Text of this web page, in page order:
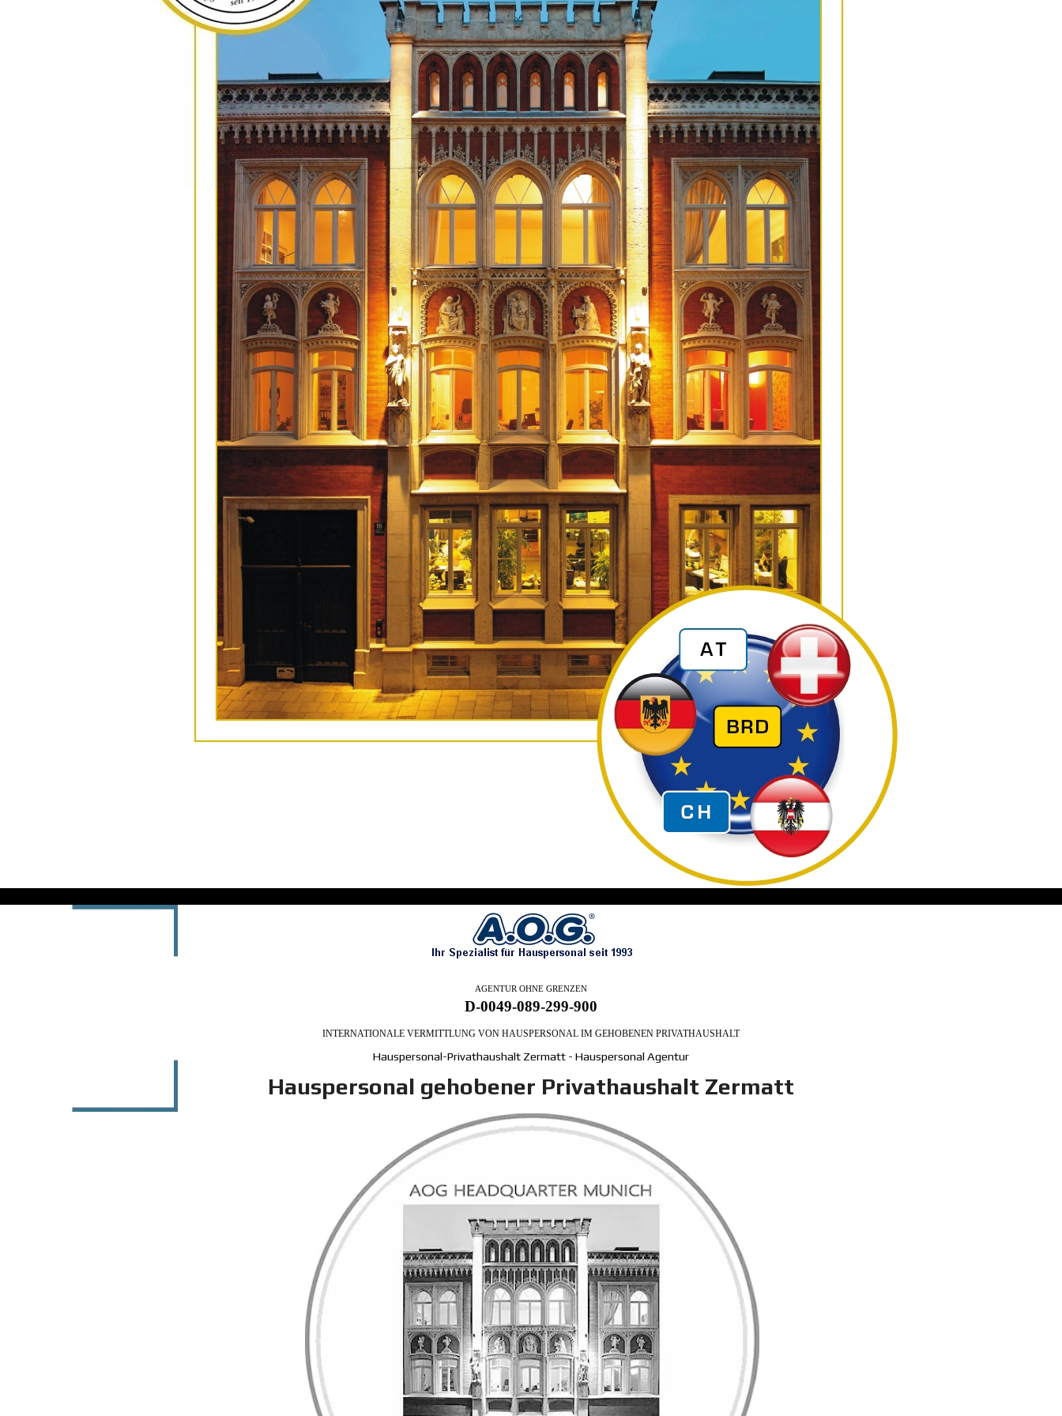
AGENTUR OHNE GRENZEN
D-0049-089-299-900
INTERNATIONALE VERMITTLUNG VON HAUSPERSONAL IM GEHOBENEN PRIVATHAUSHALT
Hauspersonal-Privathaushalt Zermatt - Hauspersonal Agentur
Hauspersonal gehobener Privathaushalt Zermatt